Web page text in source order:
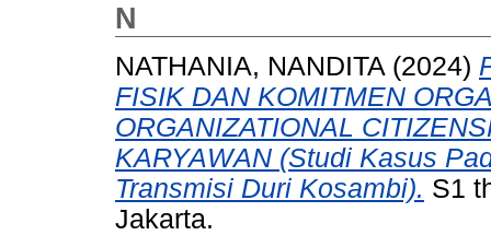
N
NATHANIA, NANDITA (2024)
FISIK DAN KOMITMEN
ORGANIZATIONAL
KARYAWAN (Studi Kasus
Transmisi Duri Kosambi). S1
Jakarta.